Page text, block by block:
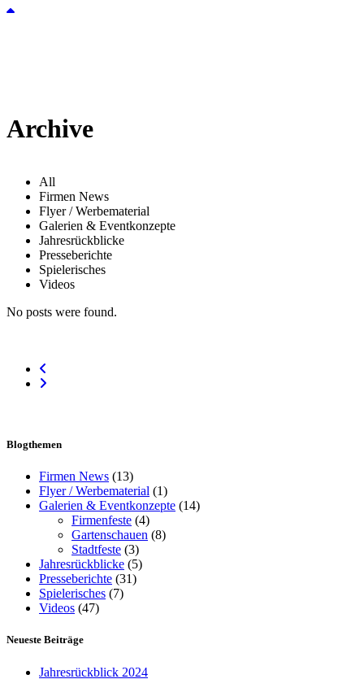
Archive
All
Firmen News
Flyer / Werbematerial
Galerien & Eventkonzepte
Jahresrückblicke
Presseberichte
Spielerisches
Videos
No posts were found.
Blogthemen
Firmen News (13)
Flyer / Werbematerial (1)
Galerien & Eventkonzepte (14)
Firmenfeste (4)
Gartenschauen (8)
Stadtfeste (3)
Jahresrückblicke (5)
Presseberichte (31)
Spielerisches (7)
Videos (47)
Neueste Beiträge
Jahresrückblick 2024